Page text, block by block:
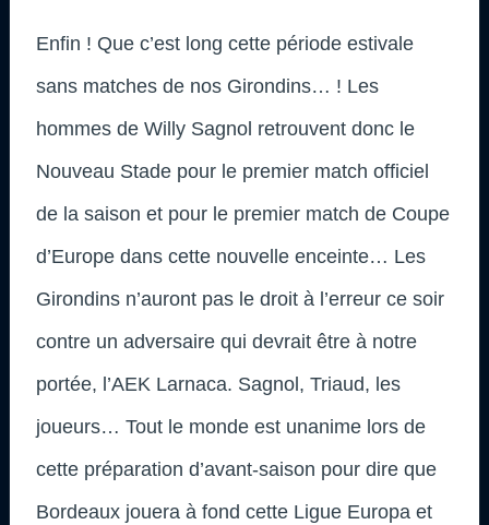
Enfin ! Que c’est long cette période estivale
sans matches de nos Girondins… ! Les
hommes de Willy Sagnol retrouvent donc le
Nouveau Stade pour le premier match officiel
de la saison et pour le premier match de Coupe
d’Europe dans cette nouvelle enceinte… Les
Girondins n’auront pas le droit à l’erreur ce soir
contre un adversaire qui devrait être à notre
portée, l’AEK Larnaca. Sagnol, Triaud, les
joueurs… Tout le monde est unanime lors de
cette préparation d’avant-saison pour dire que
Bordeaux jouera à fond cette Ligue Europa et